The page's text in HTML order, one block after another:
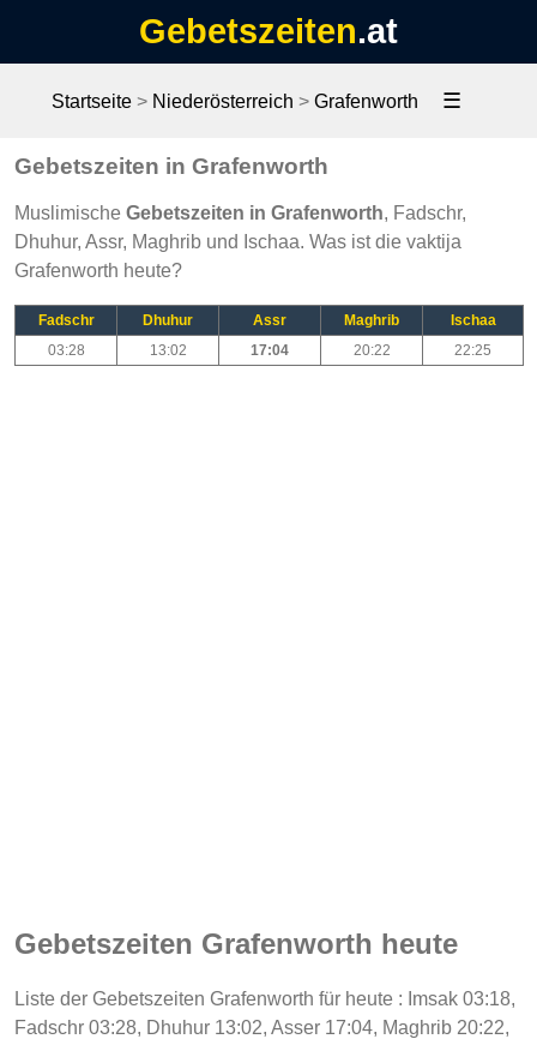
Gebetszeiten.at
Startseite > Niederösterreich > Grafenworth ☰
Gebetszeiten in Grafenworth
Muslimische Gebetszeiten in Grafenworth, Fadschr,
Dhuhur, Assr, Maghrib und Ischaa. Was ist die vaktija
Grafenworth heute?
Fadschr Dhuhur Assr Maghrib
Ischaa
03:28
13:02 17:04 20:22 22:25
Gebetszeiten Grafenworth heute
Liste der Gebetszeiten Grafenworth für heute : Imsak 03:18,
Fadschr 03:28, Dhuhur 13:02, Asser 17:04, Maghrib 20:22,